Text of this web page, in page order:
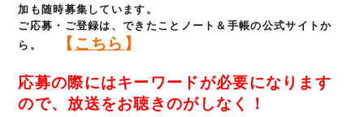
加も随時募集しています。
ご応募・ご登録は、できたことノート＆手帳の公式サイトか
ら。
【 こちら 】
応募の際にはキーワードが必要になります
ので、放送をお聴きのがしなく！